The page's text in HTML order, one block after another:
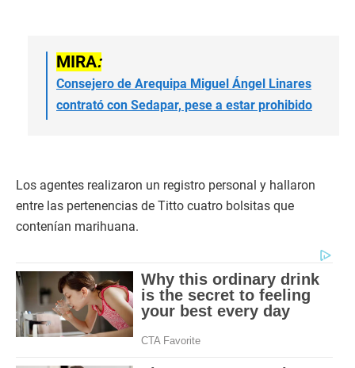
MIRA:
Consejero de Arequipa Miguel Ángel Linares
contrató con Sedapar, pese a estar prohibido
Los agentes realizaron un registro personal y hallaron
entre las pertenencias de Titto cuatro bolsitas que
contenían marihuana.